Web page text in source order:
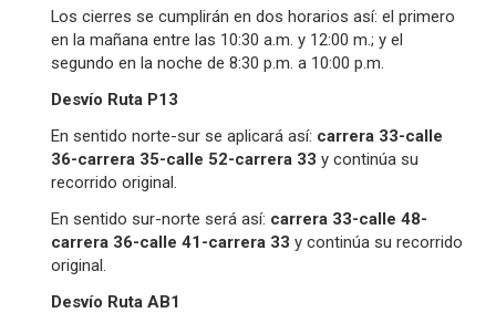
Los cierres se cumplirán en dos horarios así: el primero
en la mañana entre las 10:30 a.m. y 12:00 m.; y el
segundo en la noche de 8:30 p.m. a 10:00 p.m.
Desvío Ruta P13
En sentido norte-sur se aplicará así: carrera 33-calle
36-carrera 35-calle 52-carrera 33 y continúa su
recorrido original.
En sentido sur-norte será así: carrera 33-calle 48-
carrera 36-calle 41-carrera 33 y continúa su recorrido
original.
Desvío Ruta AB1